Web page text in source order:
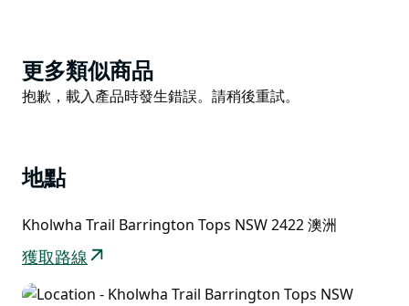
您可以步行或騎車前往壯觀的凱瑞峰 (Careys Peak) 觀景
台，或規劃一條從格洛斯特高地 (Gloucester Tops) 到凱
不妨試試釣魚，然後在營火上烹調您的漁獲。
拍攝的利特爾默里露營地虛擬之旅。
Product
List
更多類似商品
Product
抱歉，載入產品時發生錯誤。請稍後重試。
地點
Kholwha Trail Barrington Tops NSW 2422 澳洲
獲取路線